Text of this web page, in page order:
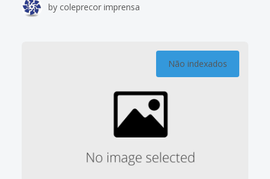
projetos a serem implementados neste ano. As
by coleprecor imprensa
Não indexados